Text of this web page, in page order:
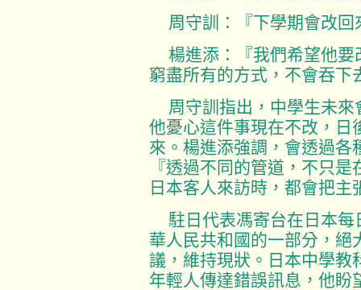
周守訓：『下學期會改回
楊進添：『我們希望他要
窮盡所有的方式，不會吞下
周守訓指出，中學生未來
他憂心這件事現在不改，日
來。楊進添強調，會透過各
『透過不同的管道，不只
日本客人來訪時，都會把主
駐日代表馮寄台在日本每
華人民共和國的一部分，絕
議，維持現狀。日本中學教
年輕人傳達錯誤訊息，他盼